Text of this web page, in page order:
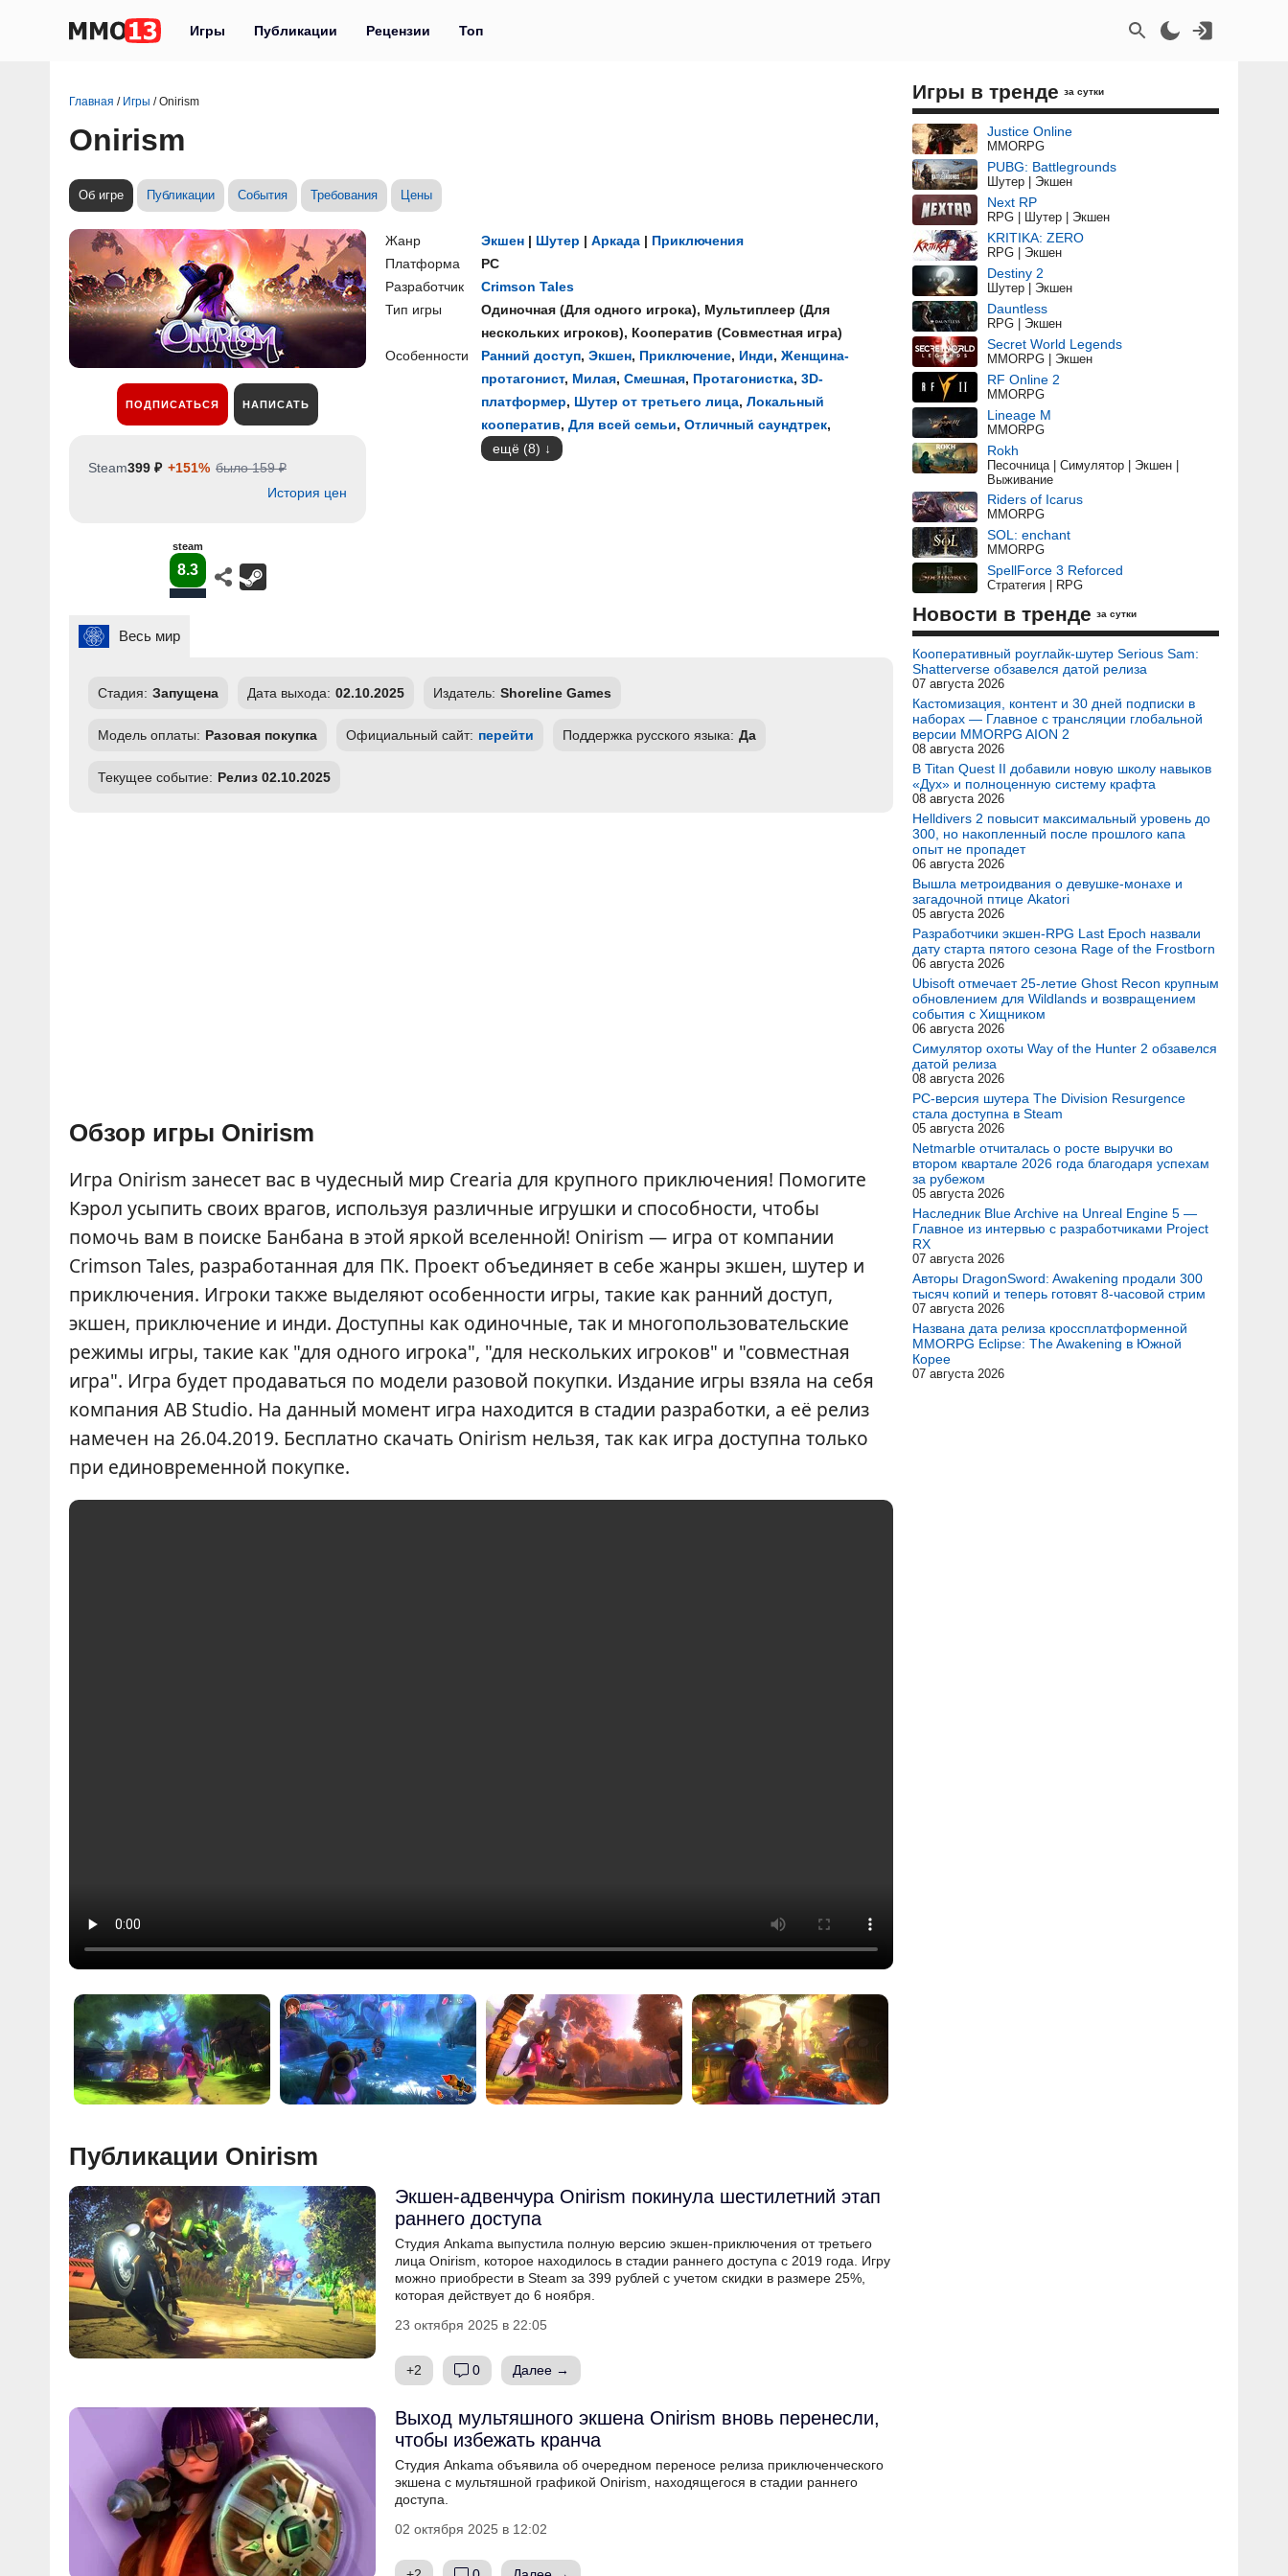
Игры Публикации Рецензии Топ
Главная / Игры /Onirism
Onirism
Об игре Публикации События Требования Цены
ПОДПИСАТЬСЯ НАПИСАТЬ
Steam399 ₽ +151% было 159 ₽
История цен
steam
8.3
Жанр Экшен | Шутер | Аркада | Приключения
Платформа
PC
Разработчик
Crimson Tales
Тип игры
Одиночная (Для одного игрока), Мультиплеер (Для
нескольких игроков), Кооператив (Совместная игра)
Особенности
Ранний доступ, Экшен, Приключение, Инди, Женщина-
протагонист, Милая, Смешная, Протагонистка, 3D-
платформер, Шутер от третьего лица, Локальный
кооператив, Для всей семьи, Отличный саундтрек,
ещё (8)
Весь мир
Стадия: Запущена Дата выхода: 02.10.2025 Издатель: Shoreline Games
Модель оплаты: Разовая покупка Официальный сайт: перейти Поддержка русского языка: Да
Текущее событие: Релиз 02.10.2025
Обзор игры Onirism
Игра Onirism занесет вас в чудесный мир Crearia для крупного приключения! Помогите
Кэрол усыпить своих врагов, используя различные игрушки и способности, чтобы
помочь вам в поиске Банбана в этой яркой вселенной! Onirism — игра от компании
Crimson Tales, разработанная для ПК. Проект объединяет в себе жанры экшен, шутер и
приключения. Игроки также выделяют особенности игры, такие как ранний доступ,
экшен, приключение и инди. Доступны как одиночные, так и многопользовательские
режимы игры, такие как "для одного игрока", "для нескольких игроков" и "совместная
игра". Игра будет продаваться по модели разовой покупки. Издание игры взяла на себя
компания AB Studio. На данный момент игра находится в стадии разработки, а её релиз
намечен на 26.04.2019. Бесплатно скачать Onirism нельзя, так как игра доступна только
при единовременной покупке.
Публикации Onirism
Экшен-адвенчура Onirism покинула шестилетний этап
раннего доступа
Студия Ankama выпустила полную версию экшен-приключения от третьего
лица Onirism, которое находилось в стадии раннего доступа с 2019 года. Игру
можно приобрести в Steam за 399 рублей с учетом скидки в размере 25%,
которая действует до 6 ноября.
23 октября 2025 в 22:05
+2 0 Далее →
Выход мультяшного экшена Onirism вновь перенесли,
чтобы избежать кранча
Студия Ankama объявила об очередном переносе релиза приключенческого
экшена с мультяшной графикой Onirism, находящегося в стадии раннего
доступа.
02 октября 2025 в 12:02
Игры в тренде за сутки
Justice Online
MMORPG
PUBG: Battlegrounds
Шутер | Экшен
Next RP
RPG | Шутер | Экшен
KRITIKA: ZERO
RPG | Экшен
Destiny 2
Шутер | Экшен
Dauntless
RPG | Экшен
Secret World Legends
MMORPG | Экшен
RF Online 2
MMORPG
Lineage M
MMORPG
Rokh
Песочница | Симулятор | Экшен |
Выживание
Riders of Icarus
MMORPG
SOL: enchant
MMORPG
SpellForce 3 Reforced
Стратегия | RPG
Новости в тренде за сутки
Кооперативный роуглайк-шутер Serious Sam:
Shatterverse обзавелся датой релиза
07 августа 2026
Кастомизация, контент и 30 дней подписки в
наборах — Главное с трансляции глобальной
версии MMORPG AION 2
08 августа 2026
В Titan Quest II добавили новую школу навыков
«Дух» и полноценную систему крафта
08 августа 2026
Helldivers 2 повысит максимальный уровень до
300, но накопленный после прошлого капа
опыт не пропадет
06 августа 2026
Вышла метроидвания о девушке-монахе и
загадочной птице Akatori
05 августа 2026
Разработчики экшен-RPG Last Epoch назвали
дату старта пятого сезона Rage of the Frostborn
06 августа 2026
Ubisoft отмечает 25-летие Ghost Recon крупным
обновлением для Wildlands и возвращением
события с Хищником
06 августа 2026
Симулятор охоты Way of the Hunter 2 обзавелся
датой релиза
08 августа 2026
PC-версия шутера The Division Resurgence
стала доступна в Steam
05 августа 2026
Netmarble отчиталась о росте выручки во
втором квартале 2026 года благодаря успехам
за рубежом
05 августа 2026
Наследник Blue Archive на Unreal Engine 5 —
Главное из интервью с разработчиками Project
RX
07 августа 2026
Авторы DragonSword: Awakening продали 300
тысяч копий и теперь готовят 8-часовой стрим
07 августа 2026
Названа дата релиза кроссплатформенной
MMORPG Eclipse: The Awakening в Южной
Корее
07 августа 2026